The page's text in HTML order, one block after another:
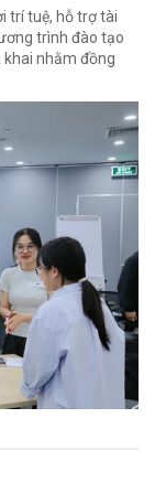
trí tuệ, hỗ trợ tài
trình đào tạo
khai nhằm đồng